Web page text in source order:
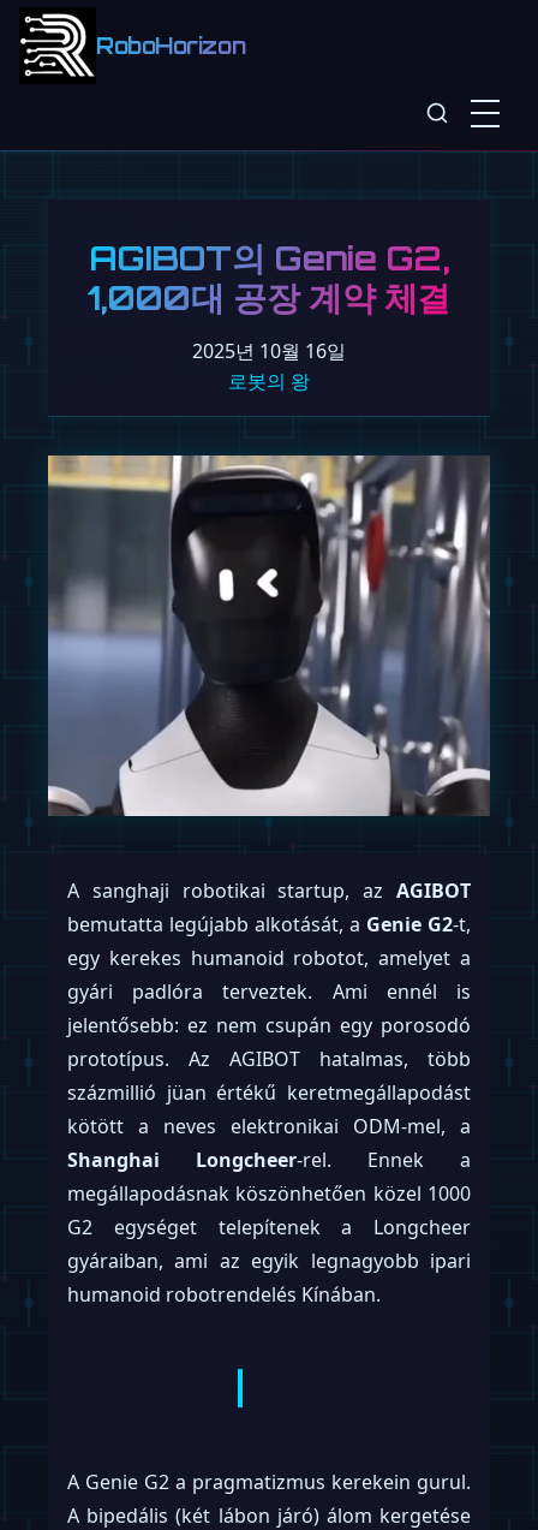
RoboHorizon
AGIBOT의 Genie G2,
1,000대 공장 계약 체결
2025년 10월 16일
로봇의 왕
A sanghaji robotikai startup, az AGIBOT
bemutatta legújabb alkotását, a Genie G2-t,
egy kerekes humanoid robotot, amelyet a
gyári padlóra terveztek. Ami ennél is
jelentősebb: ez nem csupán egy porosodó
prototípus. Az AGIBOT hatalmas, több
százmillió jüan értékű keretmegállapodást
kötött a neves elektronikai ODM-mel, a
Shanghai Longcheer-rel. Ennek a
megállapodásnak köszönhetően közel 1000
G2 egységet telepítenek a Longcheer
gyáraiban, ami az egyik legnagyobb ipari
humanoid robotrendelés Kínában.
A Genie G2 a pragmatizmus kerekein gurul.
A bipedális (két lábon járó) álom kergetése